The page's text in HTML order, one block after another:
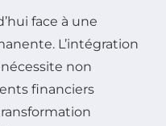
face à une
L’intégration
nécessite non
financiers